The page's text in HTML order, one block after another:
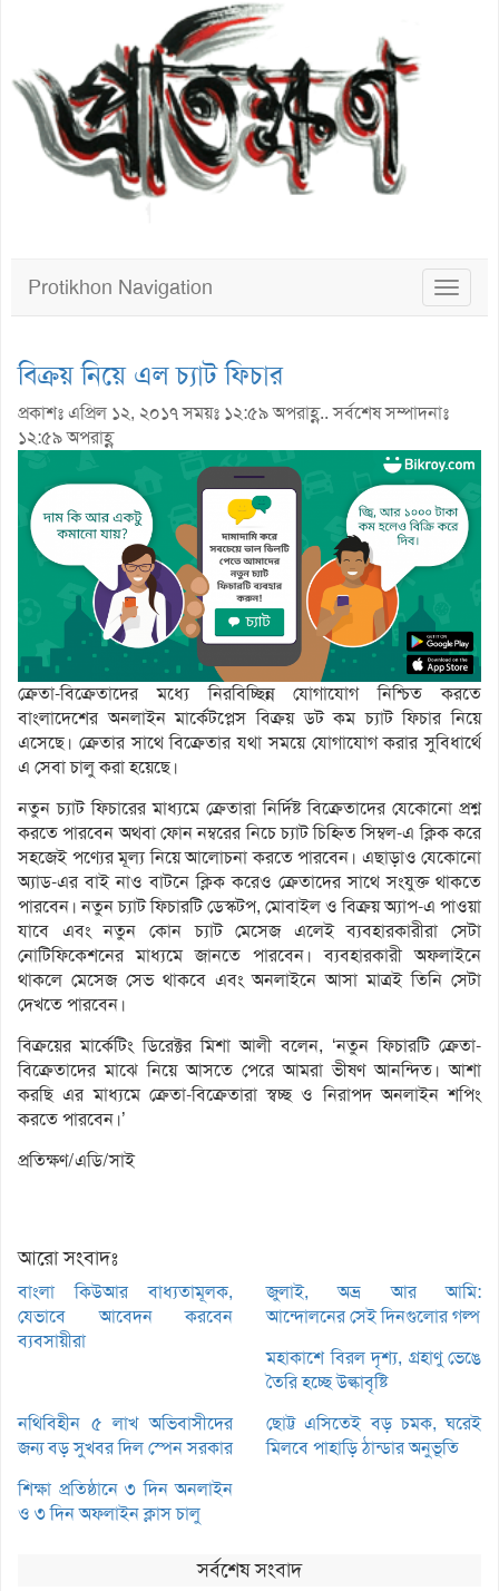
Toggle
Protikhon Navigation
বিক্রয় নিয়ে এল চ্যাট ফিচার
প্রকাশঃ এপ্রিল ১২, ২০১৭ সময়ঃ ১২:৫৯ অপরাহ্ণ.. সর্বশেষ সম্পাদনাঃ
১২:৫৯ অপরাহ্ণ
ক্রেতা-বিক্রেতাদের মধ্যে নিরবিচ্ছিন্ন যোগাযোগ নিশ্চিত করতে
বাংলাদেশের অনলাইন মার্কেটপ্লেস বিক্রয় ডট কম চ্যাট ফিচার নিয়ে
এসেছে। ক্রেতার সাথে বিক্রেতার যথা সময়ে যোগাযোগ করার সুবিধার্থে
এ সেবা চালু করা হয়েছে।
নতুন চ্যাট ফিচারের মাধ্যমে ক্রেতারা নির্দিষ্ট বিক্রেতাদের যেকোনো প্রশ্ন
করতে পারবেন অথবা ফোন নম্বরের নিচে চ্যাট চিহ্নিত সিম্বল-এ ক্লিক করে
সহজেই পণ্যের মূল্য নিয়ে আলোচনা করতে পারবেন। এছাড়াও যেকোনো
অ্যাড-এর বাই নাও বাটনে ক্লিক করেও ক্রেতাদের সাথে সংযুক্ত থাকতে
পারবেন। নতুন চ্যাট ফিচারটি ডেস্কটপ, মোবাইল ও বিক্রয় অ্যাপ-এ পাওয়া
যাবে এবং নতুন কোন চ্যাট মেসেজ এলেই ব্যবহারকারীরা সেটা
নোটিফিকেশনের মাধ্যমে জানতে পারবেন। ব্যবহারকারী অফলাইনে
থাকলে মেসেজ সেভ থাকবে এবং অনলাইনে আসা মাত্রই তিনি সেটা
দেখতে পারবেন।
বিক্রয়ের মার্কেটিং ডিরেক্টর মিশা আলী বলেন, ‘নতুন ফিচারটি ক্রেতা-
বিক্রেতাদের মাঝে নিয়ে আসতে পেরে আমরা ভীষণ আনন্দিত। আশা
করছি এর মাধ্যমে ক্রেতা-বিক্রেতারা স্বচ্ছ ও নিরাপদ অনলাইন শপিং
করতে পারবেন।’
প্রতিক্ষণ/এডি/সাই
আরো সংবাদঃ
বাংলা কিউআর বাধ্যতামূলক,
যেভাবে আবেদন করবেন
ব্যবসায়ীরা
জুলাই, অভ্র আর আমি:
আন্দোলনের সেই দিনগুলোর গল্প
মহাকাশে বিরল দৃশ্য, গ্রহাণু ভেঙে
তৈরি হচ্ছে উল্কাবৃষ্টি
নথিবিহীন ৫ লাখ অভিবাসীদের
জন্য বড় সুখবর দিল স্পেন সরকার
ছোট্ট এসিতেই বড় চমক, ঘরেই
মিলবে পাহাড়ি ঠান্ডার অনুভূতি
শিক্ষা প্রতিষ্ঠানে ৩ দিন অনলাইন
ও ৩ দিন অফলাইন ক্লাস চালু
সর্বশেষ সংবাদ